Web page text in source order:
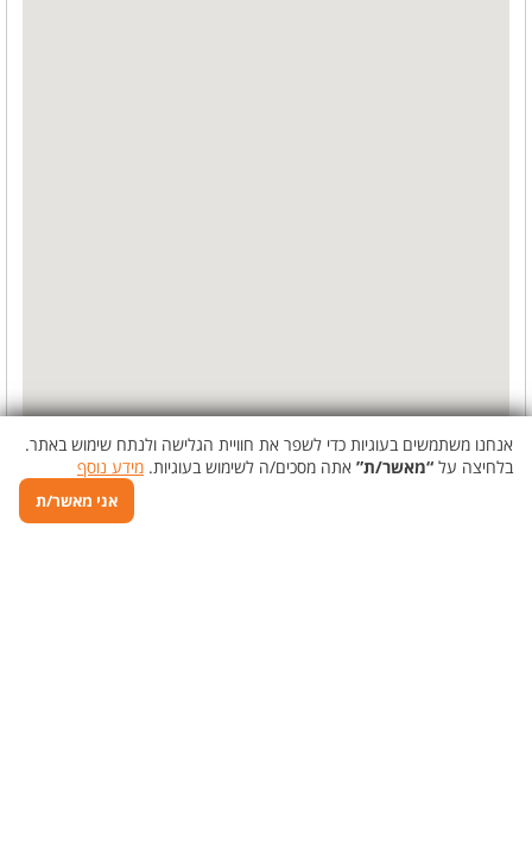
אנחנו משתמשים בעוגיות כדי לשפר את חוויית הגלישה ולנתח שימוש באתר.
בלחיצה על “מאשר/ת” אתה מסכים/ה לשימוש בעוגיות. מידע נוסף
אני מאשר/ת